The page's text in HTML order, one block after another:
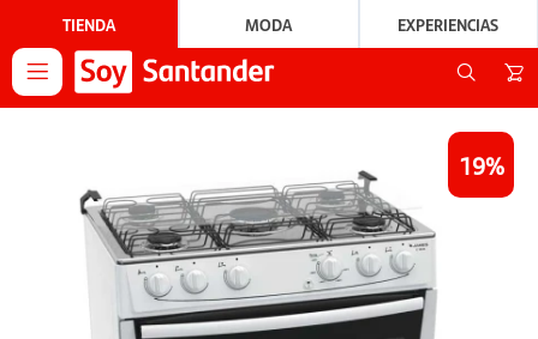
TIENDA MODA EXPERIENCIAS

19